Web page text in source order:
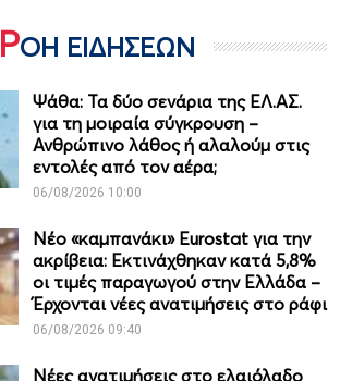
ΡΟΗ ΕΙΔΗΣΕΩΝ
Ψάθα: Τα δύο σενάρια της ΕΛ.ΑΣ.
για τη μοιραία σύγκρουση –
Ανθρώπινο λάθος ή αλαλούμ στις
εντολές από τον αέρα;
06/08/2026 10:00
Νέο «καμπανάκι» Eurostat για την
ακρίβεια: Εκτινάχθηκαν κατά 5,8%
οι τιμές παραγωγού στην Ελλάδα –
Έρχονται νέες ανατιμήσεις στο ράφι
06/08/2026 09:40
Νέες ανατιμήσεις στο ελαιόλαδο